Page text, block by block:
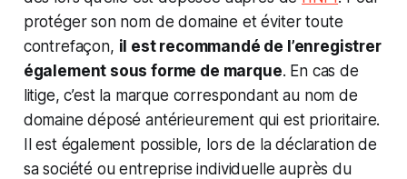
protéger son nom de domaine et éviter toute
contrefaçon, il est recommandé de l’enregistrer
également sous forme de marque. En cas de
litige, c’est la marque correspondant au nom de
domaine déposé antérieurement qui est prioritaire.
Il est également possible, lors de la déclaration de
sa société ou entreprise individuelle auprès du